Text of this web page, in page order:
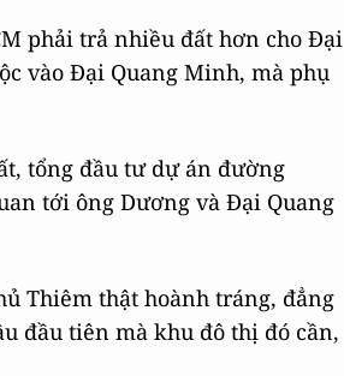
phải trả nhiều đất hơn cho Đại
vào Đại Quang Minh, mà phụ
tổng đầu tư dự án đường
tới ông Dương và Đại Quang
Thiêm thật hoành tráng, đẳng
đầu tiên mà khu đô thị đó cần,